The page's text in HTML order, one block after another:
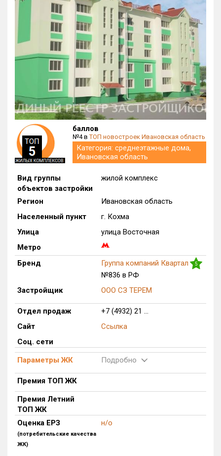
Все
₽/м² млн ₽
от до
Общая площадь, м²
Срок сдачи
от до
Вид объекта
Кол-во комнат
Только новые
от до
с продажами
Найдено:
Жилых комплексов
Многоквартирных домов
Блокированных домов
16 из 16
Домов с апартаментами
Поселков таунхаусов
Блокированных домов
2 из 2
Квартир, апартаментов,
блоков в БД
2 556 из 2 556
баллов
№4 вТОП новостроек Ивановская область
Категория: среднеэтажные дома,
Ивановская область
Вид группы
объектов застройки
жилой комплекс
Регион
Ивановская область
Населенный пункт
г. Кохма
Улица
улица Восточная
Метро
Бренд
Группа компаний Квартал 5
№836 в РФ
Застройщик
ООО СЗ ТЕРЕМ
Отдел продаж
+7 (4932) 21 ...
Сайт
Ссылка
Соц. сети
Параметры ЖК Подробно
Премия ТОП ЖК
Премия Летний
ТОП ЖК
Оценка ЕРЗ
(потребительские качества
ЖК)
н/о